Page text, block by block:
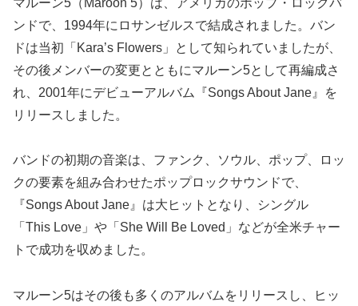
ンドで、1994年にロサンゼルスで結成されました。バン
ドは当初「Kara’s Flowers」として知られていましたが、
その後メンバーの変更とともにマルーン5として再編成さ
れ、2001年にデビューアルバム『Songs About Jane』を
リリースしました。
バンドの初期の音楽は、ファンク、ソウル、ポップ、ロッ
クの要素を組み合わせたポップロックサウンドで、
『Songs About Jane』は大ヒットとなり、シングル
「This Love」や「She Will Be Loved」などが全米チャー
トで成功を収めました。
マルーン5はその後も多くのアルバムをリリースし、ヒッ